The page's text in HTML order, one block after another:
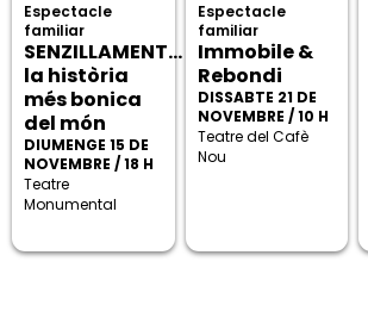
Espectacle
familiar
SENZILLAMENT...
la història
més bonica
del món
DIUMENGE 15 DE
NOVEMBRE / 18 H
Teatre
Monumental
Espectacle
familiar
Immobile &
Rebondi
DISSABTE 21 DE
NOVEMBRE / 10 H
Teatre del Cafè
Nou